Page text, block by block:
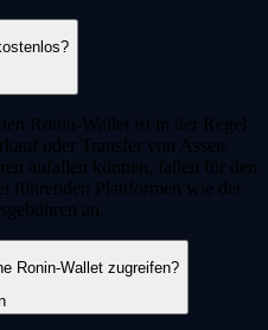
Ronin-Wallet ist in der Regel
oder Transfer von Assets
anfallen können, fallen für den
führenden Plattformen wie der
an.
Ronin-Wallet zugreifen?